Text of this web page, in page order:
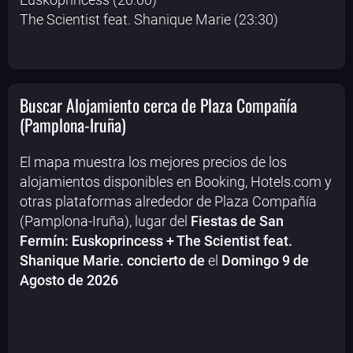
The Scientist feat. Shanique Marie (23:30)
Buscar Alojamiento cerca de Plaza Compañía
(Pamplona-Iruña)
El mapa muestra los mejores precios de los
alojamientos disponibles en Booking, Hotels.com y
otras plataformas alrededor de Plaza Compañía
(Pamplona-Iruña), lugar del Fiestas de San
Fermín: Euskoprincess + The Scientist feat.
Shanique Marie. concierto de el Domingo 9 de
Agosto de 2026